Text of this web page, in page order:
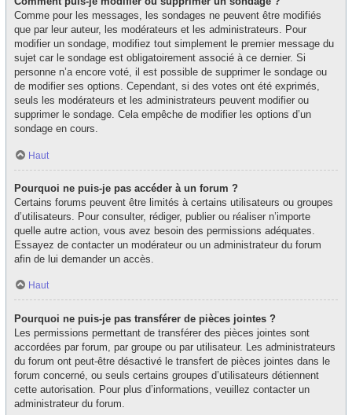
Comme pour les messages, les sondages ne peuvent être modifiés
que par leur auteur, les modérateurs et les administrateurs. Pour
modifier un sondage, modifiez tout simplement le premier message du
sujet car le sondage est obligatoirement associé à ce dernier. Si
personne n’a encore voté, il est possible de supprimer le sondage ou
de modifier ses options. Cependant, si des votes ont été exprimés,
seuls les modérateurs et les administrateurs peuvent modifier ou
supprimer le sondage. Cela empêche de modifier les options d’un
sondage en cours.
Haut
Pourquoi ne puis-je pas accéder à un forum ?
Certains forums peuvent être limités à certains utilisateurs ou groupes
d’utilisateurs. Pour consulter, rédiger, publier ou réaliser n’importe
quelle autre action, vous avez besoin des permissions adéquates.
Essayez de contacter un modérateur ou un administrateur du forum
afin de lui demander un accès.
Haut
Pourquoi ne puis-je pas transférer de pièces jointes ?
Les permissions permettant de transférer des pièces jointes sont
accordées par forum, par groupe ou par utilisateur. Les administrateurs
du forum ont peut-être désactivé le transfert de pièces jointes dans le
forum concerné, ou seuls certains groupes d’utilisateurs détiennent
cette autorisation. Pour plus d’informations, veuillez contacter un
administrateur du forum.